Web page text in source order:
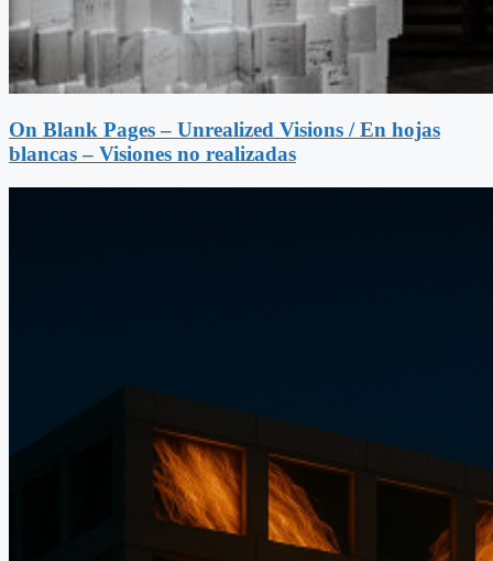
On Blank Pages – Unrealized Visions / En hojas
blancas – Visiones no realizadas